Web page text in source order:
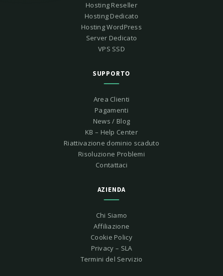
Hosting Reseller
Hosting Dedicato
Hosting WordPress
Server Dedicato
VPS SSD
SUPPORTO
Area Clienti
Pagamenti
News / Blog
KB – Help Center
Riattivazione dominio scaduto
Risoluzione Problemi
Contattaci
AZIENDA
Chi Siamo
Affiliazione
Cookie Policy
Privacy – SLA
Termini del Servizio